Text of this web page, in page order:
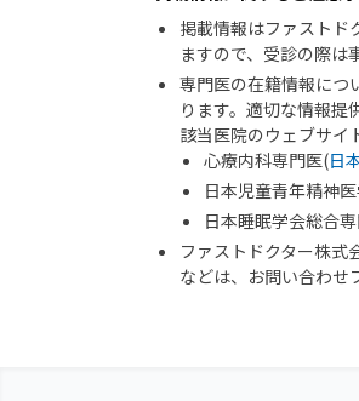
掲載情報はファストド
ますので、受診の際は
専門医の在籍情報につ
ります。適切な情報
該当医院のウェブサイ
心療内科専門医(日
日本児童青年精神
日本睡眠学会総合
ファストドクター株式
などは、お問い合わせ